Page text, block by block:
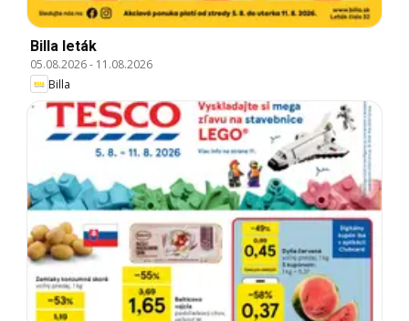
Billa leták
05.08.2026- 11.08.2026
Billa